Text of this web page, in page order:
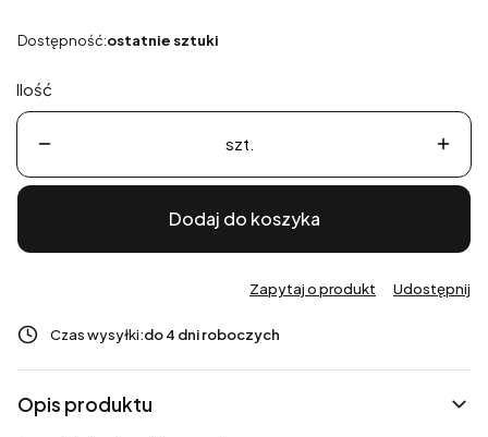
Dostępność:ostatnie sztuki
Ilość
szt.
Dodaj do koszyka
Zapytaj o produkt Udostępnij
Czas wysyłki:do 4 dni roboczych
Opis produktu